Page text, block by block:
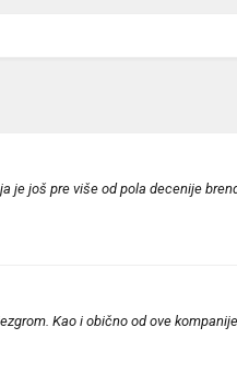
još pre više od pola decenije
Kao i obično od ove